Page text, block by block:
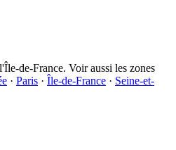
de-France. Voir aussi les zones
· Paris · Île-de-France · Seine-et-